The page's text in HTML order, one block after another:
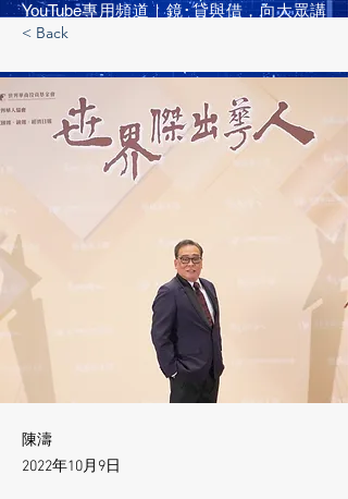
YouTube專用頻道｜鏡･貸與借，向大眾講
解不同的財務貸款，例如私人貸款的選
等，以專業角度和大眾分享和認識貸款的
利與弊。
< Back
陳濤
2022年10月9日